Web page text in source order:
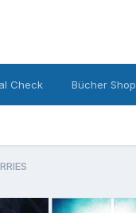
Check Bücher Shop